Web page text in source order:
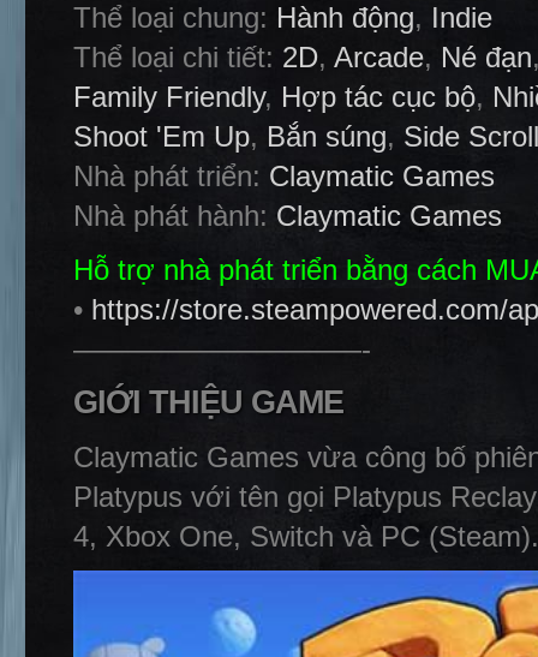
Thể loại chung: Hành động, Indie
Thể loại chi tiết: 2D, Arcade, Né đạn
Family Friendly, Hợp tác cục bộ,
Shoot 'Em Up, Bắn súng, Side
Nhà phát triển: Claymatic Games
Nhà phát hành: Claymatic Games
Hỗ trợ nhà phát triển bằng cách
• https://store.steampowered.com/
——————————-
GIỚI THIỆU GAME
Claymatic Games vừa công bố
Platypus với tên gọi Platypus
4, Xbox One, Switch và PC (Steam).